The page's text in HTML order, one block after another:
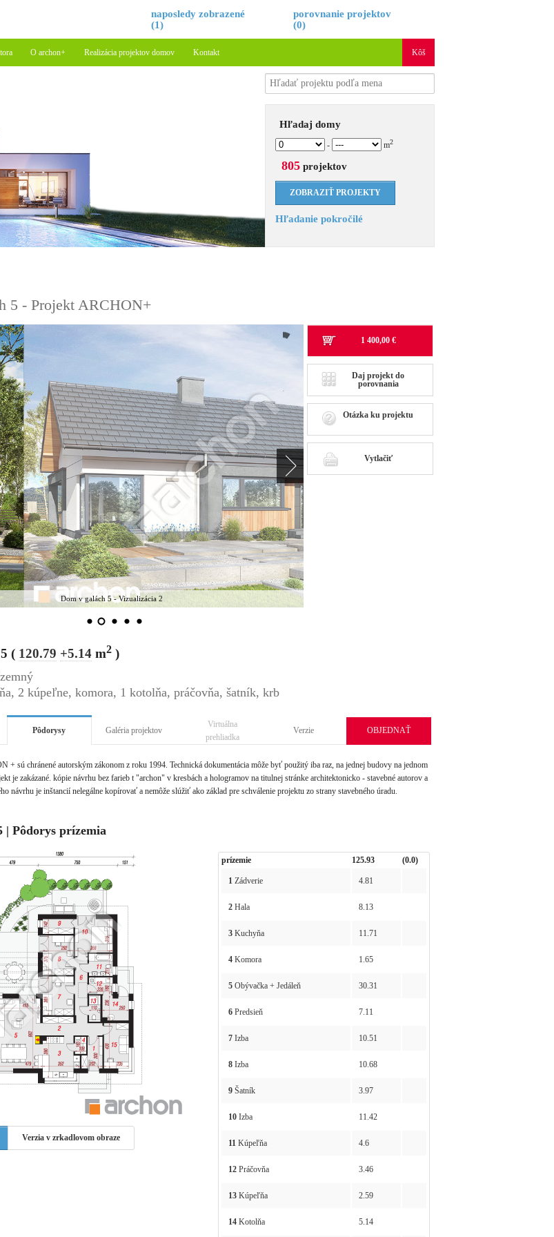
naposledy zobrazené
(1)
porovnanie projektov
(0)
O archon+ Realizácia projektov domov Kontakt Kôš
Hľadaj domy
- m2
805projektov
Hľadanie pokročilé
5 - Projekt ARCHON+
Dom v galách 5 - Vizualizácia 2
1 400,00 €
Daj projekt do
porovnania
Otázka ku projektu
Vytlačiť
( 120.79 +5.14m2)
2 kúpeľne, komora, 1 kotolňa, práčovňa, šatník, krb
Pôdorysy Galéria projektov
Virtuálna
prehliadka
Verzie OBJEDNAŤ
+ sú chránené autorským zákonom z roku 1994. Technická dokumentácia môže byť použitý iba raz, na jednej budovy na jednom
je zakázané. kópie návrhu bez farieb t "archon" v kresbách a hologramov na titulnej stránke architektonicko - stavebné autorov a
návrhu je inštancií nelegálne kopírovať a nemôže slúžiť ako základ pre schválenie projektu zo strany stavebného úradu.
| Pôdorys prízemia
Verzia v zrkadlovom obraze
prízemie 125.93 (0.0)
1Zádverie 4.81
2Hala 8.13
3Kuchyňa 11.71
4Komora 1.65
5Obývačka + Jedáleň 30.31
6Predsieň 7.11
7Izba 10.51
8Izba 10.68
9Šatník 3.97
10Izba 11.42
11Kúpeľňa 4.6
12Práčovňa 3.46
13Kúpeľňa 2.59
14Kotolňa 5.14